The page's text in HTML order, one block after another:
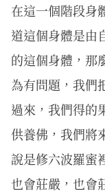
在這一個階段身
道這個身體是由
的這個身體，那
為有問題，我們
過來，我們得的
供養佛，我們將
說是修六波羅蜜
也會莊嚴，也會